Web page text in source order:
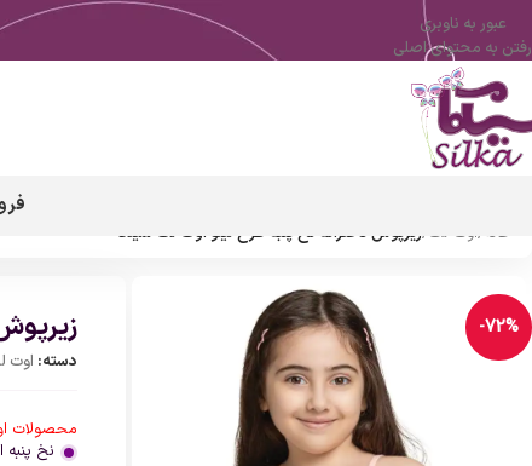
عبور به ناوبری
رفتن به محتوای اصلی
خانه /اوت لت /زیرپوش دخترانه نخ پنبه طرح لیلو اوت لت سیلکا
-72%
دسته: اوت
محصولات
نخ پنبه